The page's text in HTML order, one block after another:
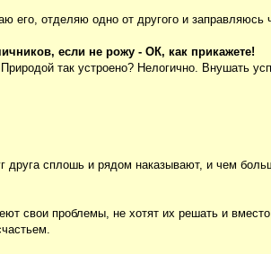
его, отделяю одно от другого и
если не рожу - ОК, как прикажете!
так устроено? Нелогично. Внушать
сплошь и рядом наказывают, и чем
свои проблемы, не хотят их решать и